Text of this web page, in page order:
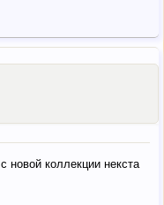
коллекции некста